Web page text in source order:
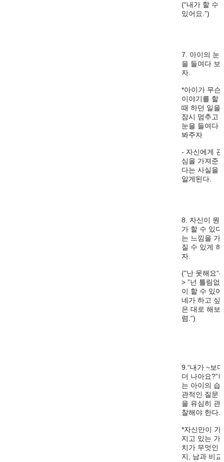
(“내가 할 수
있어요.”)
7. 아이의 눈
을 들여다 보
자.
*아이가 무슨
이야기를 할
때 하던 일을
잠시 멈추고
눈을 들여다
봐주자
- 자신에게 관
심을 가져준
다는 사실을
알게된다.
8. 자신이 뭔
가 할 수 있다
는 느낌을 가
질 수 있게 하
자.
("난 못해요“-
> ”넌 틀림없
이 할 수 있어.
네가 하고 싶
은 대로 해보
렴.“)
9.“내가 ~보다
더 나아요?”
는 아이의 습
관적인 질문
을 유심히 관
찰해야 한다.
*자신만이 가
지고 있는 가
치가 무엇인
지, 남과 비교